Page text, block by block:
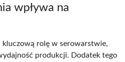
wpływa na
kluczową rolę w serowarstwie,
produkcji. Dodatek tego